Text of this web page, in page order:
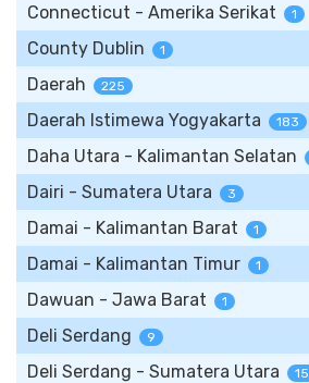
Connecticut - Amerika Serikat 1
County Dublin 1
Daerah 225
Daerah Istimewa Yogyakarta 183
Daha Utara - Kalimantan Selatan
Dairi - Sumatera Utara 3
Damai - Kalimantan Barat 1
Damai - Kalimantan Timur 1
Dawuan - Jawa Barat 1
Deli Serdang 9
Deli Serdang - Sumatera Utara 15